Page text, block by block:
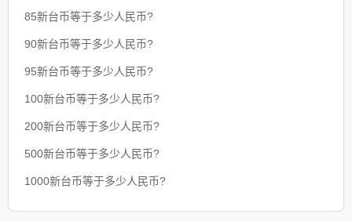
85新台币等于多少人民币?
90新台币等于多少人民币?
95新台币等于多少人民币?
100新台币等于多少人民币?
200新台币等于多少人民币?
500新台币等于多少人民币?
1000新台币等于多少人民币?